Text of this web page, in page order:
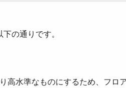
の通りです。
高水準なものにするため、フロ